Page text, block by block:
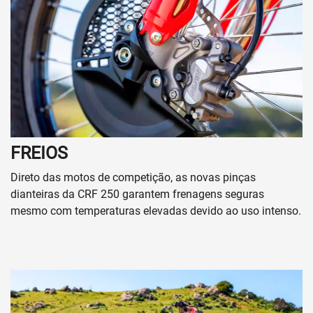
FREIOS
Direto das motos de competição, as novas pinças
dianteiras da CRF 250 garantem frenagens seguras
mesmo com temperaturas elevadas devido ao uso intenso.